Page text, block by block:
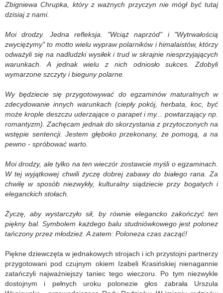
Zbigniewa Chrupka, który z ważnych przyczyn nie mógł być tutaj
dzisiaj z nami.
Moi drodzy. Jedna refleksja. "Wciąż naprzód" i "Wytrwałością
zwyciężymy" to motto wielu wypraw polarników i himalaistów, którzy
odważyli się na nadludzki wysiłek i trud w skrajnie niesprzyjających
warunkach. A jednak wielu z nich odniosło sukces. Zdobyli
wymarzone szczyty i bieguny polarne.
Wy będziecie się przygotowywać do egzaminów maturalnych w
zdecydowanie innych warunkach (ciepły pokój, herbata, koc, być
może krople deszczu uderzające o parapet i my... powtarzający np.
romantyzm). Zachęcam jednak do skorzystania z przytoczonych na
wstępie sentencji. Jestem głęboko przekonany, że pomogą, a na
pewno - spróbować warto.
Moi drodzy, ale tylko na ten wieczór zostawcie myśli o egzaminach.
W tej wyjątkowej chwili życzę dobrej zabawy do białego rana. Za
chwilę w sposób niezwykły, kulturalny siądziecie przy bogatych i
eleganckich stołach.
Życzę, aby wystarczyło sił, by równie elegancko zakończyć ten
piękny bal. Symbolem każdego balu studniówkowego jest polonez
tańczony przez młodzież. A zatem: Poloneza czas zacząć!
Piękne dziewczęta w jednakowych strojach i ich przystojni partnerzy
przygotowani pod czujnym okiem Izabeli Krasińskiej nienagannie
zatańczyli najważniejszy taniec tego wieczoru. Po tym niezwykle
dostojnym i pełnych uroku polonezie głos zabrała Urszula